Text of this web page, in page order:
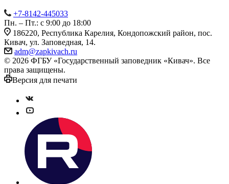
+7-8142-445033
Пн. – Пт.: с 9:00 до 18:00
186220, Республика Карелия, Кондопожский район, пос.
Кивач, ул. Заповедная, 14.
adm@zapkivach.ru
© 2026 ФГБУ «Государственный заповедник «Кивач». Все
права защищены.
Версия для печати